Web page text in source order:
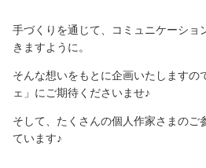
手づくりを通じて、コミュニケーショ
きますように。
そんな想いをもとに企画いたしますの
ェ」にご期待くださいませ♪
そして、たくさんの個人作家さまのご
ています♪